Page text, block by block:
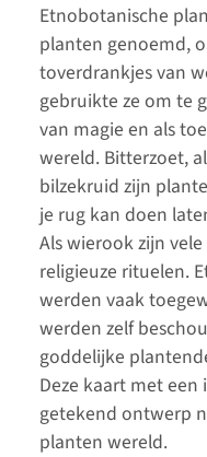
Etnobotanische
planten genoemd,
toverdrankjes van
gebruikte ze om te
van magie en als
wereld. Bitterzoet,
bilzekruid zijn
je rug kan doen
Als wierook zijn
religieuze rituelen.
werden vaak
werden zelf
goddelijke
Deze kaart met
getekend ontwerp
planten wereld.